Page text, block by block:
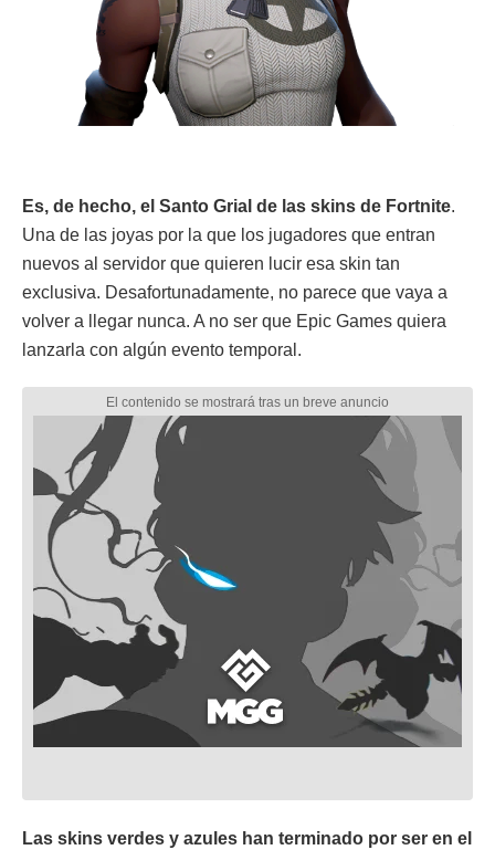
Es, de hecho, el Santo Grial de las skins de Fortnite.
Una de las joyas por la que los jugadores que entran
nuevos al servidor que quieren lucir esa skin tan
exclusiva. Desafortunadamente, no parece que vaya a
volver a llegar nunca. A no ser que Epic Games quiera
lanzarla con algún evento temporal.
Las skins verdes y azules han terminado por ser en el